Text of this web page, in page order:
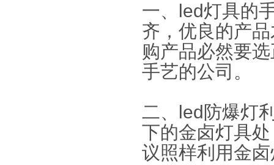
一、led灯具的
齐，优良的产
购产品必然要
手艺的公司。
二、led防爆灯
下的金卤灯具
议照样利用金